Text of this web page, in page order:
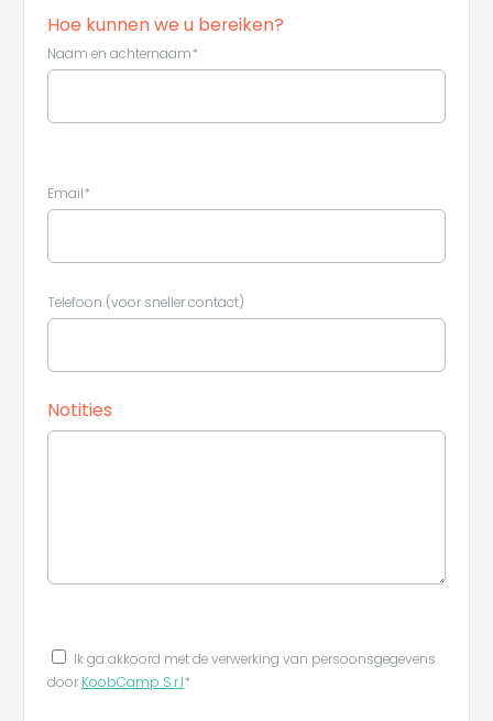
Hoe kunnen we u bereiken?
Naam en achternaam*
Email*
Telefoon (voor sneller contact)
Notities
Ik ga akkoord met de verwerking van persoonsgegevens
door KoobCamp S.r.l*